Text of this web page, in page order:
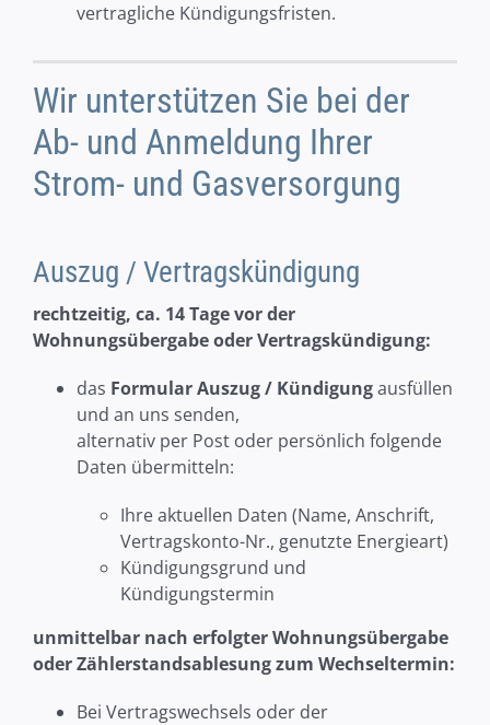
vertragliche Kündigungsfristen.
Wir unterstützen Sie bei der
Ab- und Anmeldung Ihrer
Strom- und Gasversorgung
Auszug / Vertragskündigung
rechtzeitig, ca. 14 Tage vor der
Wohnungsübergabe oder Vertragskündigung:
das Formular Auszug / Kündigungausfüllen
und an uns senden,
alternativ per Post oder persönlich folgende
Daten übermitteln:
Ihre aktuellen Daten (Name, Anschrift,
Vertragskonto-Nr., genutzte Energieart)
Kündigungsgrund und
Kündigungstermin
unmittelbar nach erfolgter Wohnungsübergabe
oder Zählerstandsablesung zum Wechseltermin:
Bei Vertragswechsels oder der